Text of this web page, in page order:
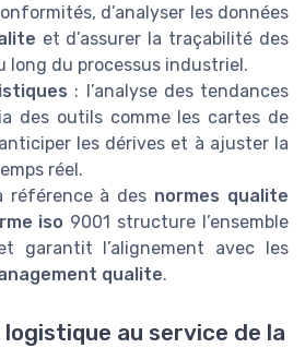
d’analyser les données
et d’assurer la traçabilité des
long du processus industriel.
: l’analyse des tendances
des outils comme les cartes de
les dérives et à ajuster la
réel.
à des normes qualite
iso 9001 structure l’ensemble
garantit l’alignement avec les
qualite.
au service de la